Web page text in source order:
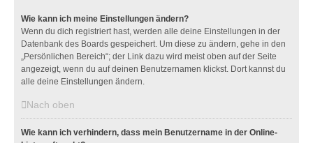
Wie kann ich meine Einstellungen ändern?
Wenn du dich registriert hast, werden alle deine Einstellungen in der
Datenbank des Boards gespeichert. Um diese zu ändern, gehe in den
„Persönlichen Bereich“; der Link dazu wird meist oben auf der Seite
angezeigt, wenn du auf deinen Benutzernamen klickst. Dort kannst du
alle deine Einstellungen ändern.
Nach oben
Wie kann ich verhindern, dass mein Benutzername in der Online-